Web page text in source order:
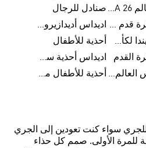
كأس العالم FIFA 26™ صنادل للرجال
ملابس كرة قدم للاطفال
اديداس أديدازيرو معدات الجري
كرات تريندا لكأس العالم FIFA 26™
أحذية للأطفال
القدم
اديداس أحذية سوبرنوفا للرجال
فرق كأس العالم FIFA 26™ أحذية للأطفال من 8 إلى 16 سنة
سواء كنت تعودين إلى الجري
للمرة الأولى. صمم كل حذاء